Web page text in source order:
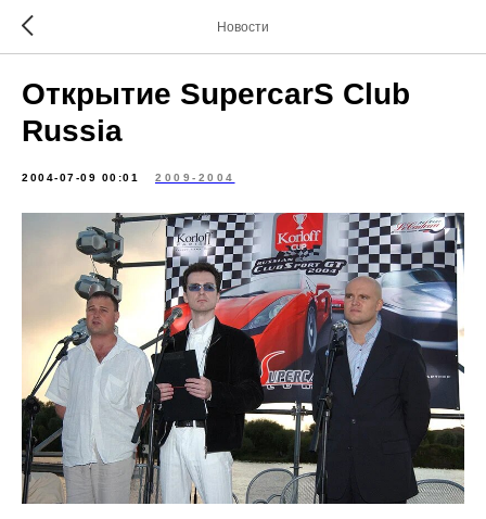
Новости
Открытие SupercarS Club
Russia
2004-07-09 00:01 2009-2004